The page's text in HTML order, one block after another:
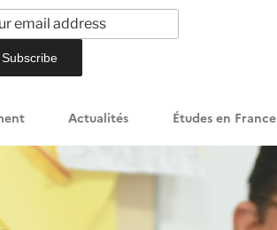
Actualités Études en France